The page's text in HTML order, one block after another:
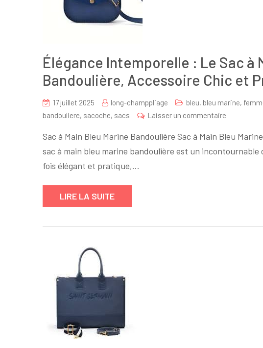
Élégance Intemporelle : Le Sac à
Bandoulière, Accessoire Chic et
17 juillet 2025 long-champpliage bleu, bleu marine,
bandouliere, sacoche, sacs Laisser un commentaire
:
Marine
Sac à Main Bleu Marine Bandoulière Sac à Main Bleu
sac à main bleu marine bandoulière est un
fois élégant et pratique,…
LIRE LA SUITE